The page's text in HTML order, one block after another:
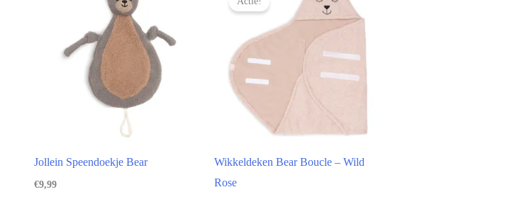
Jollein Speendoekje Bear
€9,99
Wikkeldeken Bear Boucle – Wild
Rose